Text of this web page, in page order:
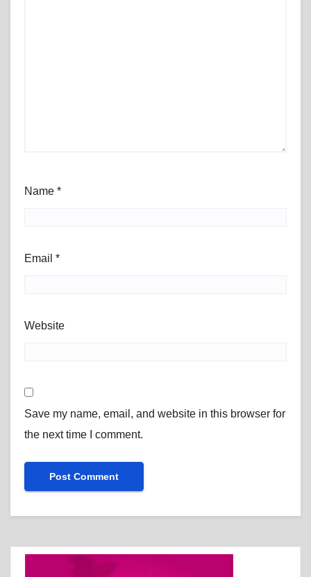
Name *
Email *
Website
Save my name, email, and website in this browser for
the next time I comment.